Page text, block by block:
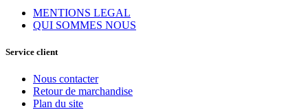
MENTIONS LEGAL
QUI SOMMES NOUS
Service client
Nous contacter
Retour de marchandise
Plan du site